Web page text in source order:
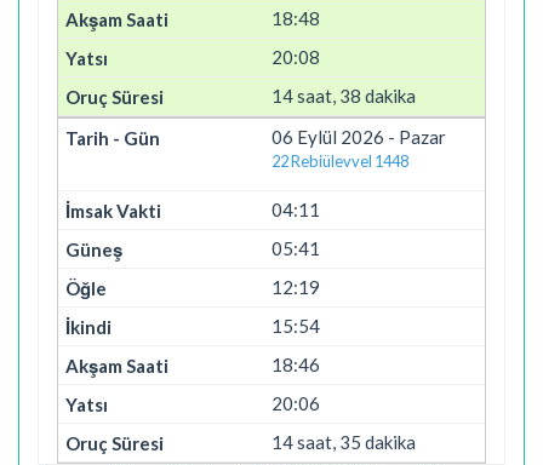
18:48
20:08
14 saat, 38 dakika
06 Eylül 2026 - Pazar
22 Rebiülevvel 1448
04:11
05:41
12:19
15:54
18:46
20:06
14 saat, 35 dakika